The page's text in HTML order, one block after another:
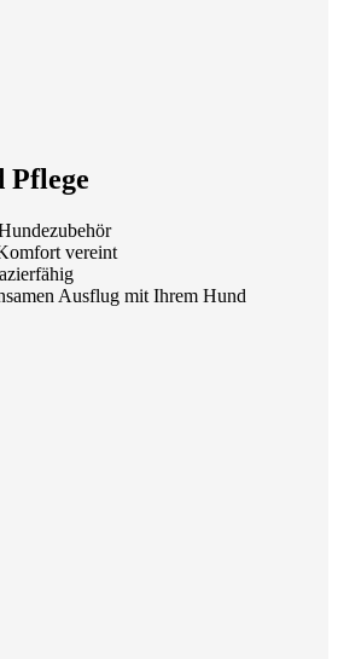
Pflege
vereint
Ausflug mit Ihrem Hund